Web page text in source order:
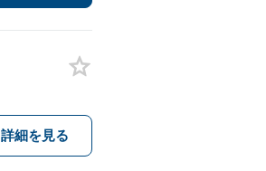
詳細を見る